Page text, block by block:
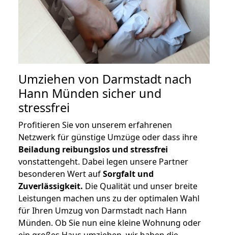
Umziehen von Darmstadt nach
Hann Münden sicher und
stressfrei
Profitieren Sie von unserem erfahrenen
Netzwerk für günstige Umzüge oder dass ihre
Beiladung reibungslos und stressfrei
vonstattengeht. Dabei legen unsere Partner
besonderen Wert aufSorgfalt und
Zuverlässigkeit. Die Qualität und unser breite
Leistungen machen uns zu der optimalen Wahl
für Ihren Umzug von Darmstadt nach Hann
Münden. Ob Sie nun eine kleine Wohnung oder